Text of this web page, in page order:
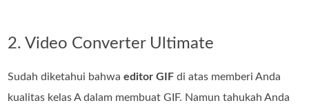
2. Video Converter Ultimate
Sudah diketahui bahwaeditor GIF di atas memberi Anda
kualitas kelas A dalam membuat GIF. Namun tahukah Anda